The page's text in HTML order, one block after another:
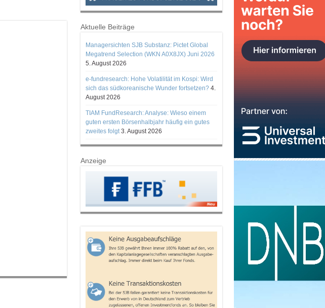
Aktuelle Beiträge
Managersichten SJB Substanz: Pictet Global
Megatrend Selection (WKN A0X8JX) Juni 2026
5. August 2026
e-fundresearch: Hohe Volatilität im Kospi: Wird
sich das südkoreanische Wunder fortsetzen? 4.
August 2026
TIAM FundResearch: Analyse: Wieso einem
guten ersten Börsenhalbjahr häufig ein gutes
zweites folgt 3. August 2026
Anzeige